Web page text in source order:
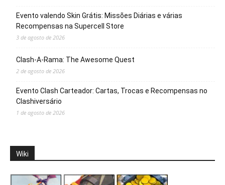
Evento valendo Skin Grátis: Missões Diárias e várias
Recompensas na Supercell Store
3 de agosto de 2026
Clash-A-Rama: The Awesome Quest
2 de agosto de 2026
Evento Clash Carteador: Cartas, Trocas e Recompensas no
Clashiversário
1 de agosto de 2026
Wiki